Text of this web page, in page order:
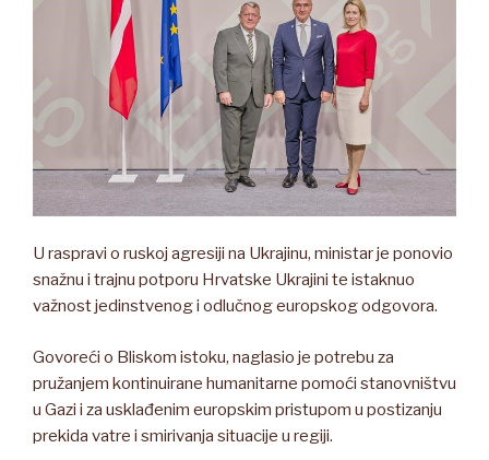
U raspravi o ruskoj agresiji na Ukrajinu, ministar je ponovio
snažnu i trajnu potporu Hrvatske Ukrajini te istaknuo
važnost jedinstvenog i odlučnog europskog odgovora.
Govoreći o Bliskom istoku, naglasio je potrebu za
pružanjem kontinuirane humanitarne pomoći stanovništvu
u Gazi i za usklađenim europskim pristupom u postizanju
prekida vatre i smirivanja situacije u regiji.